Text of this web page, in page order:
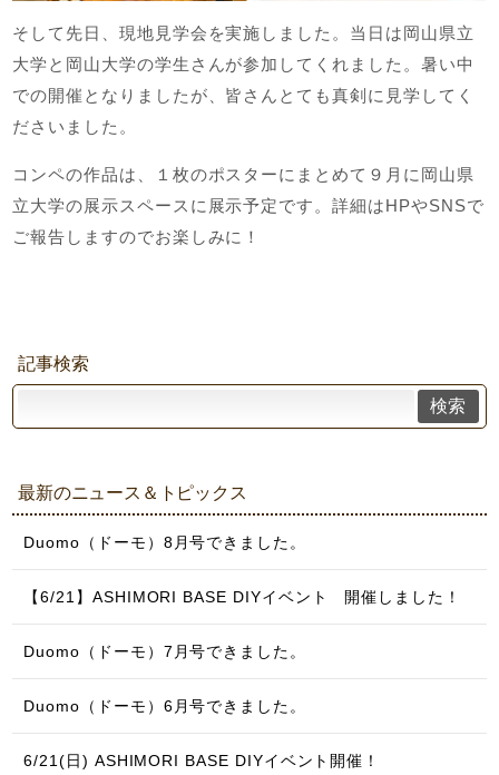
そして先日、現地見学会を実施しました。当日は岡山県立
大学と岡山大学の学生さんが参加してくれました。暑い中
での開催となりましたが、皆さんとても真剣に見学してく
ださいました。
コンペの作品は、１枚のポスターにまとめて９月に岡山県
立大学の展示スペースに展示予定です。詳細はHPやSNSで
ご報告しますのでお楽しみに！
記事検索
検索
最新のニュース＆トピックス
Duomo（ドーモ）8月号できました。
【6/21】ASHIMORI BASE DIYイベント 開催しました！
Duomo（ドーモ）7月号できました。
Duomo（ドーモ）6月号できました。
6/21(日) ASHIMORI BASE DIYイベント開催！